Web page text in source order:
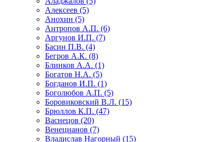
Алексеев (5)
Анохин (5)
Антропов А.П. (6)
Аргунов И.П. (7)
Басин П.В. (4)
Бегров А.К. (8)
Блинков А.А. (1)
Богатов Н.А. (5)
Богданов И.П. (1)
Боголюбов А.П. (5)
Боровиковский В.Л. (15)
Брюллов К.П. (47)
Васнецов (20)
Венецианов (7)
Владислав Нагорный (15)